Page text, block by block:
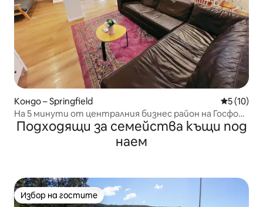
Кондо – Springfield Средна
5 (10)
На 5 минути от централния бизнес район на Госфорд
– спокойно място за почивка в центъра
Подходящи за семейства къщи под
наем
Избор на гостите
Избор на гостите